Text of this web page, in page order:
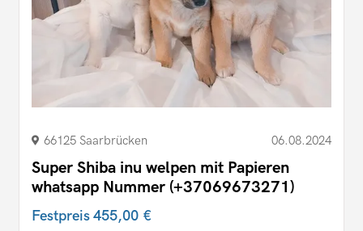
66125 Saarbrücken 06.08.2024
Super Shiba inu welpen mit Papieren
whatsapp Nummer (+37069673271)
Festpreis455,00 €